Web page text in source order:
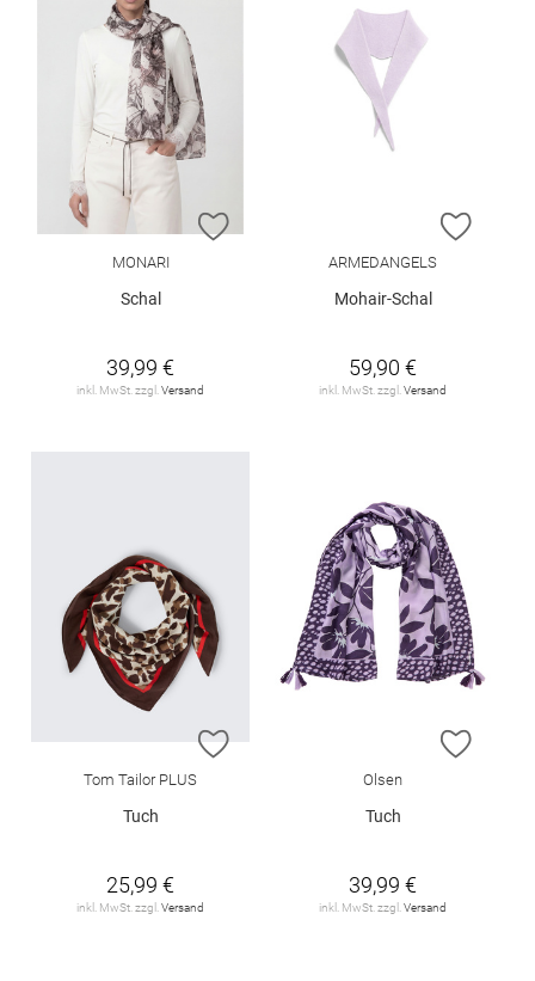
ZUR WUNSCHLISTE HINZUFÜGEN
MONARI
Schal
39,99 €
inkl. MwSt. zzgl.Versand
ZUR
ARMEDANGELS
Mohair-Schal
59,90 €
inkl. MwSt. zzgl.Versand
ZUR WUNSCHLISTE HINZUFÜGEN
Tom Tailor PLUS
Tuch
25,99 €
inkl. MwSt. zzgl.Versand
ZUR
Olsen
Tuch
39,99 €
inkl. MwSt. zzgl.Versand